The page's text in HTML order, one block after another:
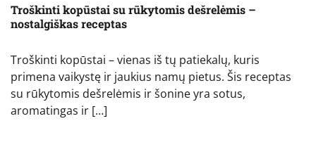
Troškinti kopūstai su rūkytomis dešrelėmis –
nostalgiškas receptas
Troškinti kopūstai – vienas iš tų patiekalų, kuris
primena vaikystę ir jaukius namų pietus. Šis receptas
su rūkytomis dešrelėmis ir šonine yra sotus,
aromatingas ir […]